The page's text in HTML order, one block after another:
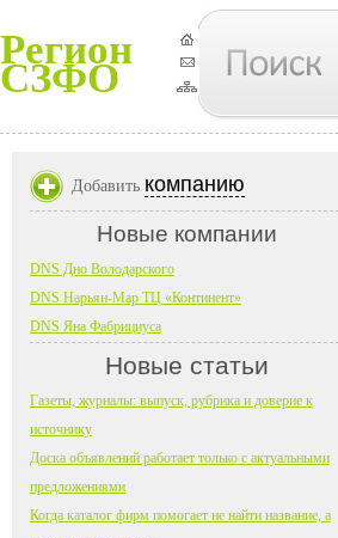
Регион
СЗФО
Добавить компанию
Новые компании
DNS Дно Володарского
DNS Нарьян-Мар ТЦ «Континент»
DNS Яна Фабрициуса
Новые статьи
Газеты, журналы: выпуск, рубрика и доверие к
источнику
Доска объявлений работает только с актуальными
предложениями
Когда каталог фирм помогает не найти название, а